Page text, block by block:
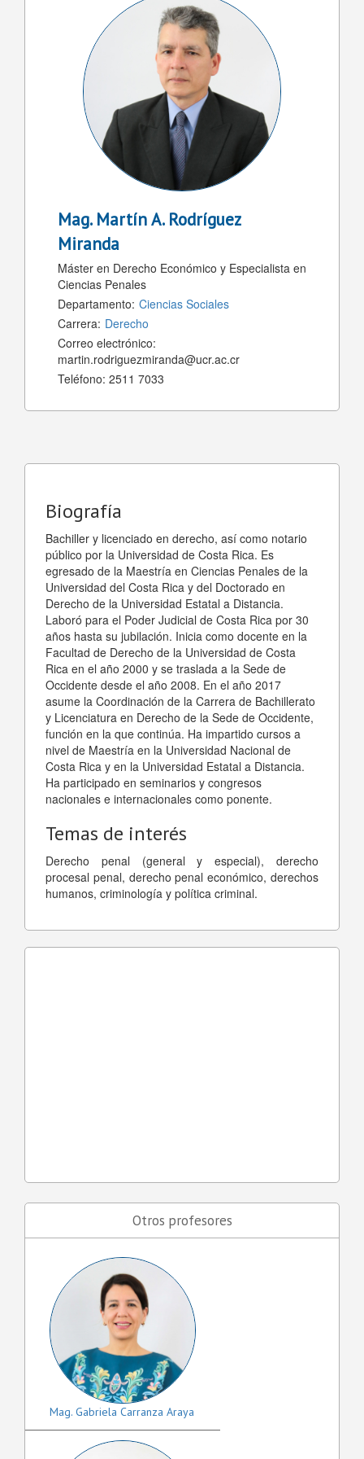
Mag. Martín A. Rodríguez
Miranda
Máster en Derecho Económico y Especialista en
Ciencias Penales
Departamento: Ciencias Sociales
Carrera: Derecho
Correo electrónico:
martin.rodriguezmiranda@ucr.ac.cr
Teléfono: 2511 7033
Biografía
Bachiller y licenciado en derecho, así como notario
público por la Universidad de Costa Rica. Es
egresado de la Maestría en Ciencias Penales de la
Universidad del Costa Rica y del Doctorado en
Derecho de la Universidad Estatal a Distancia.
Laboró para el Poder Judicial de Costa Rica por 30
años hasta su jubilación. Inicia como docente en la
Facultad de Derecho de la Universidad de Costa
Rica en el año 2000 y se traslada a la Sede de
Occidente desde el año 2008. En el año 2017
asume la Coordinación de la Carrera de Bachillerato
y Licenciatura en Derecho de la Sede de Occidente,
función en la que continúa. Ha impartido cursos a
nivel de Maestría en la Universidad Nacional de
Costa Rica y en la Universidad Estatal a Distancia.
Ha participado en seminarios y congresos
nacionales e internacionales como ponente.
Temas de interés
Derecho penal (general y especial), derecho
procesal penal, derecho penal económico, derechos
humanos, criminología y política criminal.
Otros profesores
Mag. Gabriela Carranza Araya